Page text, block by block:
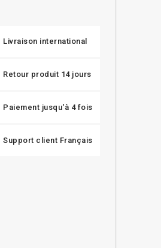
Livraison international
Retour produit 14 jours
Paiement jusqu'à 4 fois
Support client Français